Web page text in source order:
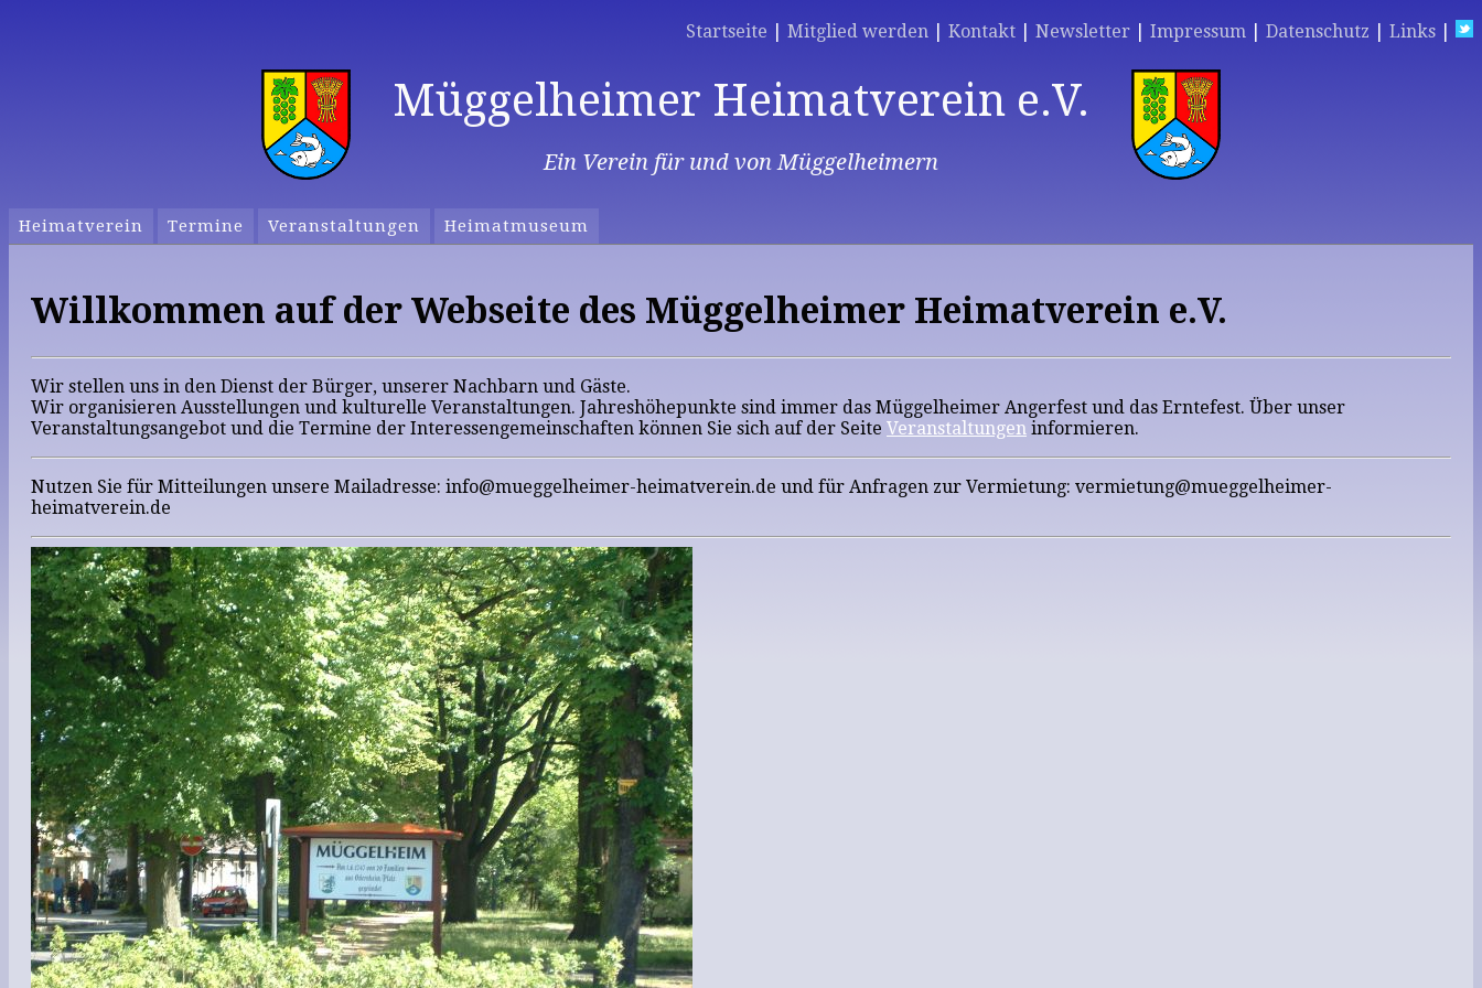
Startseite Mitglied werden Kontakt Newsletter Impressum Datenschutz Links
Müggelheimer Heimatverein e.V.
Ein Verein für und von Müggelheimern
Heimatverein Termine Veranstaltungen Heimatmuseum
Willkommen auf der Webseite des Müggelheimer Heimatverein e.V.
Wir stellen uns in den Dienst der Bürger, unserer Nachbarn und Gäste.
Wir organisieren Ausstellungen und kulturelle Veranstaltungen. Jahreshöhepunkte sind immer das Müggelheimer Angerfest und das Erntefest. Über unser
Veranstaltungsangebot und die Termine der Interessengemeinschaften können Sie sich auf der Seite Veranstaltungen informieren.
Nutzen Sie für Mitteilungen unsere Mailadresse: info@mueggelheimer-heimatverein.de und für Anfragen zur Vermietung: vermietung@mueggelheimer-
heimatverein.de